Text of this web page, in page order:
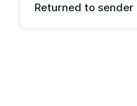
Returned to sender